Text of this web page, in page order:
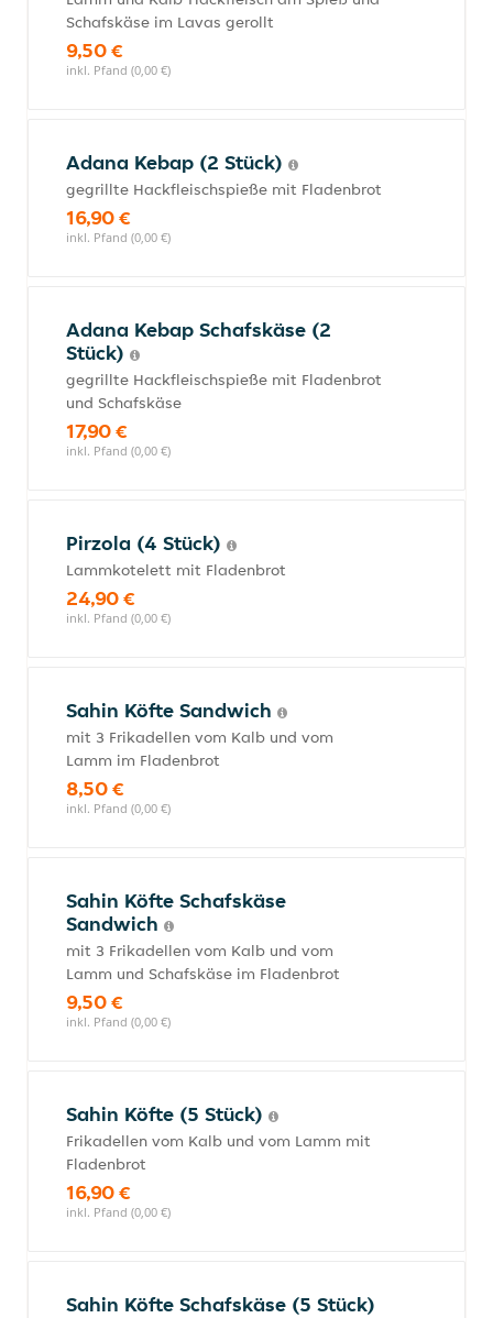
Schafskäse im Lavas gerollt
9,50 €
inkl. Pfand (0,00 €)
Adana Kebap (2 Stück)
gegrillte Hackfleischspieße mit Fladenbrot
16,90 €
inkl. Pfand (0,00 €)
Adana Kebap Schafskäse (2
Stück)
gegrillte Hackfleischspieße mit Fladenbrot
und Schafskäse
17,90 €
inkl. Pfand (0,00 €)
Pirzola (4 Stück)
Lammkotelett mit Fladenbrot
24,90 €
inkl. Pfand (0,00 €)
Sahin Köfte Sandwich
mit 3 Frikadellen vom Kalb und vom
Lamm im Fladenbrot
8,50 €
inkl. Pfand (0,00 €)
Sahin Köfte Schafskäse
Sandwich
mit 3 Frikadellen vom Kalb und vom
Lamm und Schafskäse im Fladenbrot
9,50 €
inkl. Pfand (0,00 €)
Sahin Köfte (5 Stück)
Frikadellen vom Kalb und vom Lamm mit
Fladenbrot
16,90 €
inkl. Pfand (0,00 €)
Sahin Köfte Schafskäse (5 Stück)